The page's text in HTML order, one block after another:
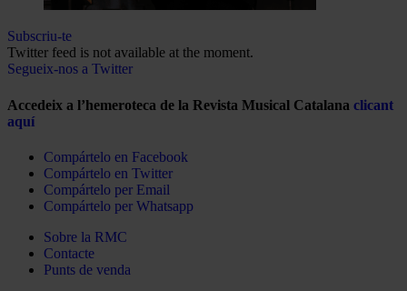
Subscriu-te
Twitter feed is not available at the moment.
Segueix-nos a Twitter
Accedeix a l’hemeroteca de la Revista Musical Catalana clicant
aquí
Compártelo en Facebook
Compártelo en Twitter
Compártelo per Email
Compártelo per Whatsapp
Sobre la RMC
Contacte
Punts de venda